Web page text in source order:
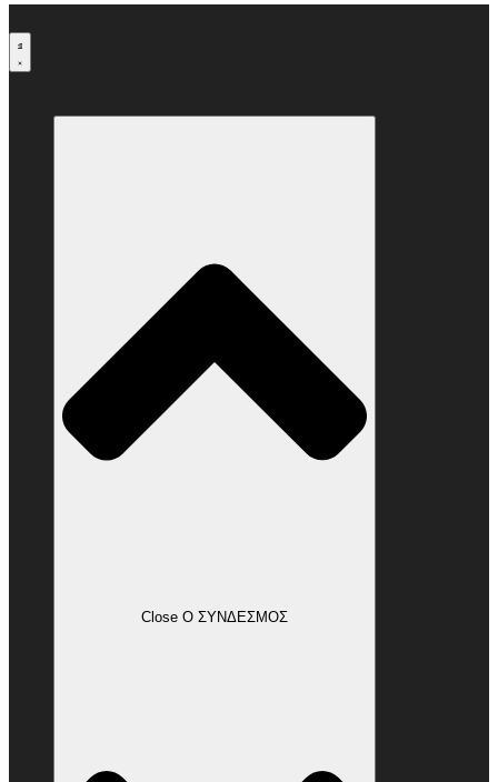
στο
περιεχόμενο
Close Ο ΣΥΝΔΕΣΜΟΣ